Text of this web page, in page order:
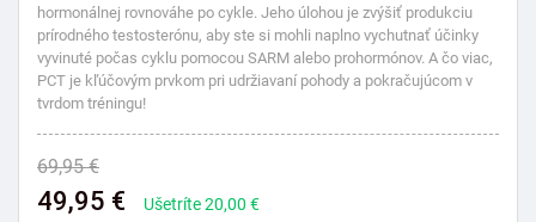
hormonálnej rovnováhe po cykle. Jeho úlohou je zvýšiť produkciu
prírodného testosterónu, aby ste si mohli naplno vychutnať účinky
vyvinuté počas cyklu pomocou SARM alebo prohormónov. A čo viac,
PCT je kľúčovým prvkom pri udržiavaní pohody a pokračujúcom v
tvrdom tréningu!
69,95 €
49,95 € Ušetríte 20,00 €